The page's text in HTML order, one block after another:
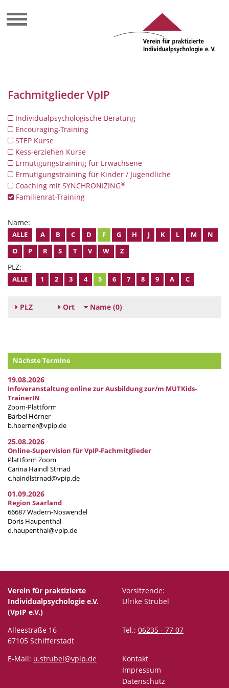
Fachmitglieder VpIP
Individualpsychologische Beratung
Encouraging-Training
STEP Kurse
Kess-erziehen Kurse
Ermutigungstraining für Erwachsene
Ermutigungstraining für Kinder / Jugendliche
Coaching mit SYNCHRONIZING®
Familienrat-Training
Name:
ALLE A B C D F G H J K L M
N
O
P R S T V W Z
PLZ:
ALLE 1 2 3 4 5 6 7 8 9 A C
PLZ Ort Name (0)
Nächste Termine
19.08.2026
Infoveranstaltung online zur Ausbildung zur/m MUTKids-
TrainerIN
Zoom-Plattform
Bärbel Hörner
b.hoerner@vpip.de
25.08.2026
Online-Supervision für VpIP-Fachmitglieder
Plattform Zoom
Carina Haindl Strnad
c.haindlstrnad@vpip.de
01.09.2026
Region Saarland
66687 Wadern-Noswendel
Doris Haupenthal
d.haupenthal@vpip.de
Verein für praktizierte
Individualpsychologie e.V.
(VpIP e.V.)
Vorsitzende:
Ulrike Strubel
Alleestraße 16
67105 Schifferstadt
Tel.: 06235 - 77 07
E-Mail: u.strubel@vpip.de
Kontakt
Impressum
Datenschutz